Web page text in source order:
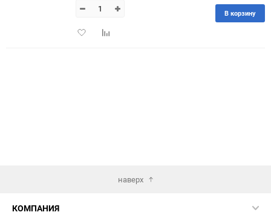
150
ДобавитьДобавить
В корзину
наверх
КОМПАНИЯ